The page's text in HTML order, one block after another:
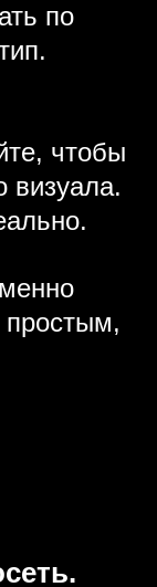
по
чтобы
визуала.
простым,